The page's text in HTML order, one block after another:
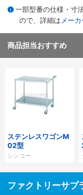
一部型番の仕様・寸
ので、詳細は メー
商品担当おすすめ
ステンレスワゴンM
02型
シンコー
ファクトリーサプ